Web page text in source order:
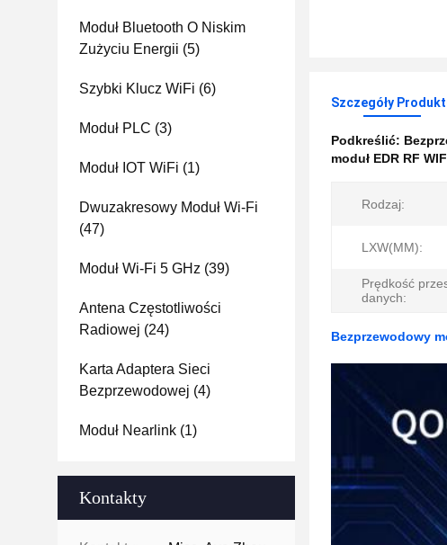
Moduł Bluetooth O Niskim
Zużyciu Energii (5)
Szybki Klucz WiFi (6)
Moduł PLC (3)
Moduł IOT WiFi (1)
Dwuzakresowy Moduł Wi-Fi
(47)
Moduł Wi-Fi 5 GHz (39)
Antena Częstotliwości
Radiowej (24)
Karta Adaptera Sieci
Bezprzewodowej (4)
Moduł Nearlink (1)
Kontakty
Szczegóły
Podkreślić:
moduł EDR RF
Rodzaj:
LXW(MM):
Prędkość
danych:
Bezprzewodowy